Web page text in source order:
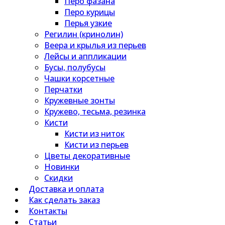
Перо курицы
Перья узкие
Регилин (кринолин)
Веера и крылья из перьев
Лейсы и аппликации
Бусы, полубусы
Чашки корсетные
Перчатки
Кружевные зонты
Кружево, тесьма, резинка
Кисти
Кисти из ниток
Кисти из перьев
Цветы декоративные
Новинки
Скидки
Доставка и оплата
Как сделать заказ
Контакты
Статьи